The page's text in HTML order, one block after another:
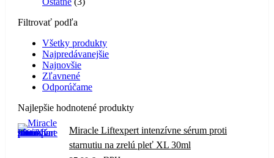
Filtrovať podľa
Všetky produkty
Najpredávanejšie
Najnovšie
Zľavnené
Odporúčame
Najlepšie hodnotené produkty
Miracle Liftexpert intenzívne sérum proti
starnutiu na zrelú pleť XL 30ml